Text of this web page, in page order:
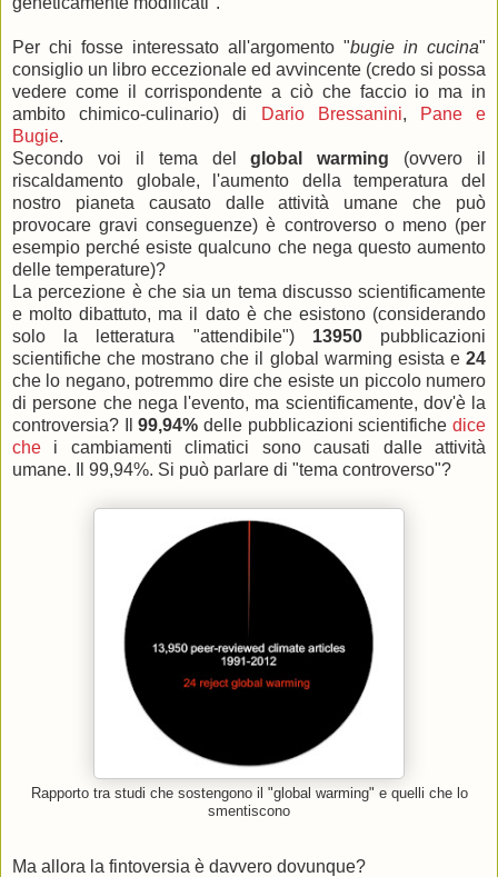
Per chi fosse interessato all'argomento "bugie in cucina"
consiglio un libro eccezionale ed avvincente (credo si possa
vedere come il corrispondente a ciò che faccio io ma in
ambito chimico-culinario) di
Dario Bressanini,
Pane e
Bugie.
Secondo voi il tema delglobal warming (ovvero il
riscaldamento globale, l'aumento della temperatura del
nostro pianeta causato dalle attività umane che può
provocare gravi conseguenze) è controverso o meno (per
esempio perché esiste qualcuno che nega questo aumento
delle temperature)?
La percezione è che sia un tema discusso scientificamente
e molto dibattuto, ma il dato è che esistono (considerando
solo la letteratura "attendibile") 13950 pubblicazioni
scientifiche che mostrano che il global warming esista e 24
che lo negano, potremmo dire che esiste un piccolo numero
di persone che nega l'evento, ma scientificamente, dov'è la
controversia? Il99,94% delle pubblicazioni scientifichedice
che i cambiamenti climatici sono causati dalle attività
umane. Il 99,94%. Si può parlare di "tema controverso"?
Rapporto tra studi che sostengono il "global warming" e quelli che lo
smentiscono
Ma allora la fintoversia è davvero dovunque?